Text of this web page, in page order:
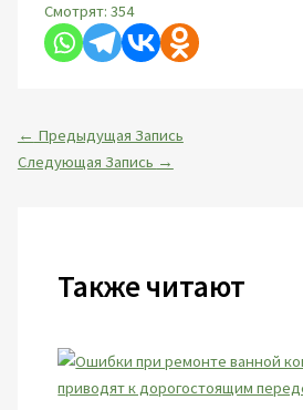
Смотрят: 354
← Предыдущая Запись
Следующая Запись →
Также читают